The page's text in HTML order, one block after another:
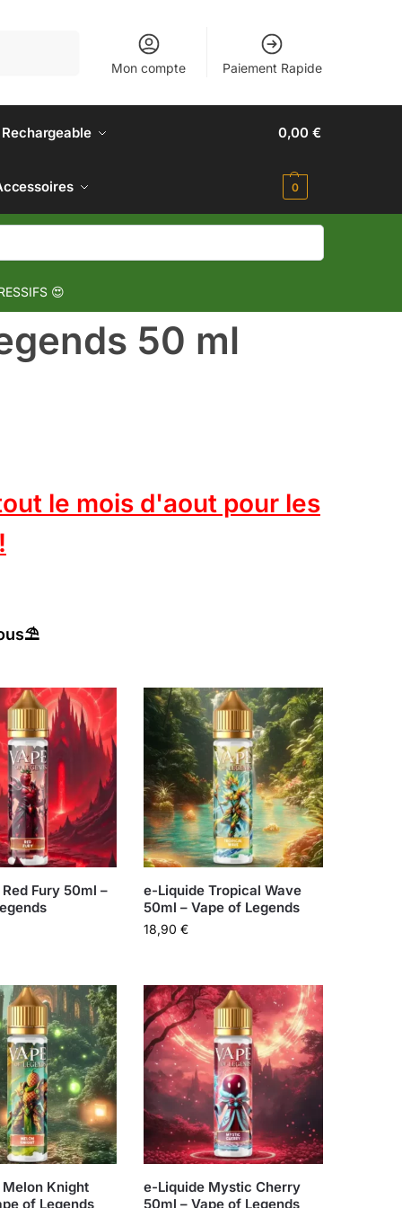
Mon compte Paiement Rapide
0,00€
0
😍
50 ml
le mois d'aout pour les
Fury 50ml –
e-Liquide Tropical Wave
50ml – Vape of Legends
18,90€
Knight
of Legends
e-Liquide Mystic Cherry
50ml – Vape of Legends